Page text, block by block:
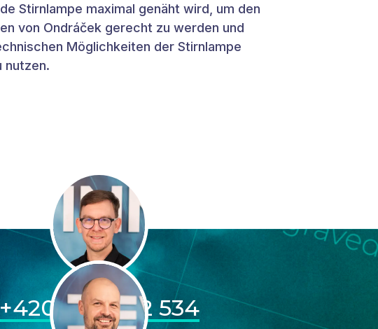
Stirnlampe maximal genäht wird, um den
von Ondráček gerecht zu werden und
Möglichkeiten der Stirnlampe
nutzen.
+420 606 022 534